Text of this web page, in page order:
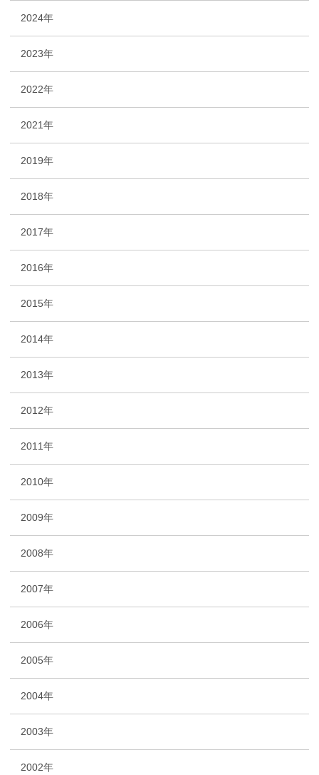
2024年
2023年
2022年
2021年
2019年
2018年
2017年
2016年
2015年
2014年
2013年
2012年
2011年
2010年
2009年
2008年
2007年
2006年
2005年
2004年
2003年
2002年